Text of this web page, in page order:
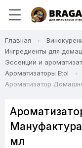
Главная
Ингредиенты для
Эссенции и
Ароматизаторы Etol
Ароматизатор
мл